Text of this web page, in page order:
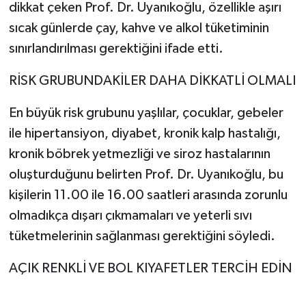
dikkat çeken Prof. Dr. Uyanıkoğlu, özellikle aşırı
sıcak günlerde çay, kahve ve alkol tüketiminin
sınırlandırılması gerektiğini ifade etti.
RİSK GRUBUNDAKİLER DAHA DİKKATLİ OLMALI
En büyük risk grubunu yaşlılar, çocuklar, gebeler
ile hipertansiyon, diyabet, kronik kalp hastalığı,
kronik böbrek yetmezliği ve siroz hastalarının
oluşturduğunu belirten Prof. Dr. Uyanıkoğlu, bu
kişilerin 11.00 ile 16.00 saatleri arasında zorunlu
olmadıkça dışarı çıkmamaları ve yeterli sıvı
tüketmelerinin sağlanması gerektiğini söyledi.
AÇIK RENKLİ VE BOL KIYAFETLER TERCİH EDİN